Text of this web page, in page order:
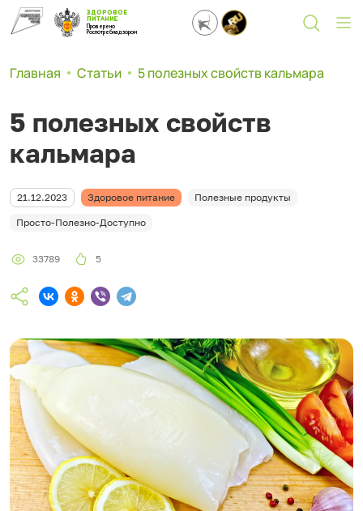
ЗДОРОВОЕ
ПИТАНИЕ
Проверено
Роспотребнадзором
Главная Статьи 5 полезных свойств кальмара
5 полезных свойств
кальмара
21.12.2023 Здоровое питание Полезные продукты
Просто-Полезно-Доступно
33789 5